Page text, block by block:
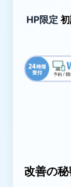
HP限定
改善の